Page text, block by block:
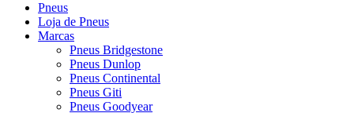
Pneus
Loja de Pneus
Marcas
Pneus Bridgestone
Pneus Dunlop
Pneus Continental
Pneus Giti
Pneus Goodyear